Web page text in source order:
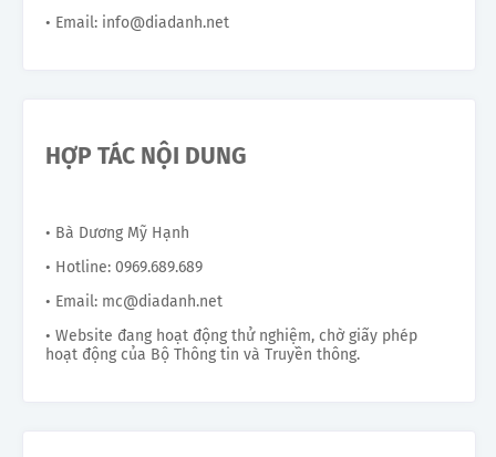
• Email: info@diadanh.net
HỢP TÁC NỘI DUNG
• Bà Dương Mỹ Hạnh
• Hotline: 0969.689.689
• Email: mc@diadanh.net
• Website đang hoạt động thử nghiệm, chờ giấy phép
hoạt động của Bộ Thông tin và Truyền thông.